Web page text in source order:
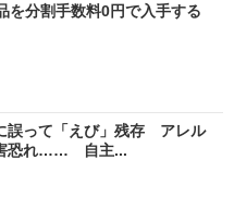
を分割手数料0円で入手する
誤って「えび」残存 アレル
害恐れ…… 自主...